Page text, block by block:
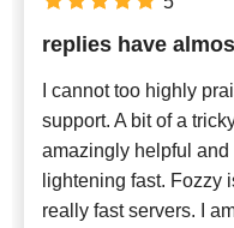
replies have
I cannot too highly
support. A bit of a
amazingly helpful
lightening fast. Fozzy
really fast servers. I